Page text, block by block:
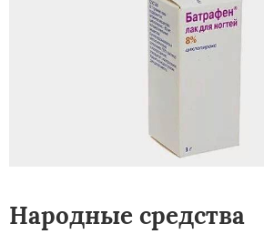
Народные средства